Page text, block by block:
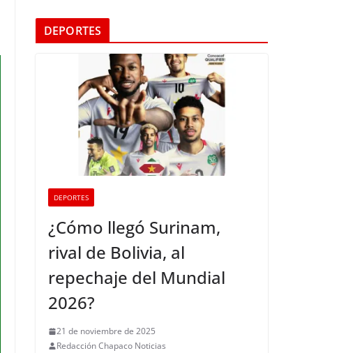
DEPORTES
DEPORTES
¿Cómo llegó Surinam,
rival de Bolivia, al
repechaje del Mundial
2026?
21 de noviembre de 2025
Redacción Chapaco Noticias